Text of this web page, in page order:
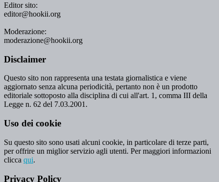
Editor sito:
editor@hookii.org
Moderazione:
moderazione@hookii.org
Disclaimer
Questo sito non rappresenta una testata giornalistica e viene
aggiornato senza alcuna periodicità, pertanto non è un prodotto
editoriale sottoposto alla disciplina di cui all'art. 1, comma III della
Legge n. 62 del 7.03.2001.
Uso dei cookie
Su questo sito sono usati alcuni cookie, in particolare di terze parti,
per offrire un miglior servizio agli utenti. Per maggiori informazioni
clicca qui.
Privacy Policy